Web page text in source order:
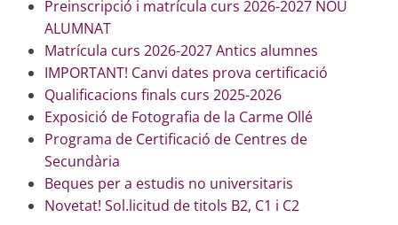
Preinscripció i matrícula curs 2026-2027 NOU
ALUMNAT
Matrícula curs 2026-2027 Antics alumnes
IMPORTANT! Canvi dates prova certificació
Qualificacions finals curs 2025-2026
Exposició de Fotografia de la Carme Ollé
Programa de Certificació de Centres de
Secundària
Beques per a estudis no universitaris
Novetat! Sol.licitud de titols B2, C1 i C2